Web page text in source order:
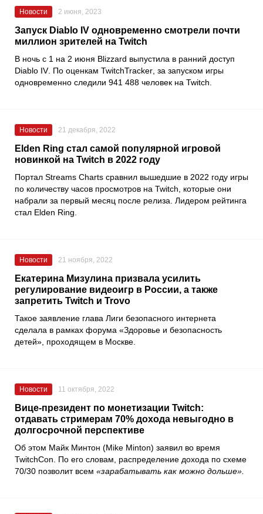
Новости 2 июня, 2023
Запуск Diablo IV одновременно смотрели почти
миллион зрителей на Twitch
В ночь с 1 на 2 июня Blizzard выпустила в ранний доступ
Diablo IV. По оценкам TwitchTracker, за запуском игры
одновременно следили 941 488 человек на Twitch.
Новости 21 декабря, 2022
Elden Ring стал самой популярной игровой
новинкой на Twitch в 2022 году
Портал Streams Charts сравнил вышедшие в 2022 году игры
по количеству часов просмотров на Twitch, которые они
набрали за первый месяц после релиза. Лидером рейтинга
стал Elden Ring.
Новости 21 ноября, 2022
Екатерина Мизулина призвала усилить
регулирование видеоигр в России, а также
запретить Twitch и Trovo
Такое заявление глава Лиги безопасного интернета
сделала в рамках форума «Здоровье и безопасность
детей», проходящем в Москве.
Новости 11 октября, 2022
Вице-президент по монетизации Twitch:
отдавать стримерам 70% дохода невыгодно в
долгосрочной перспективе
Об этом Майк Минтон (Mike Minton) заявил во время
TwitchCon. По его словам, распределение дохода по схеме
70/30 позволит всем «зарабатывать как можно дольше».